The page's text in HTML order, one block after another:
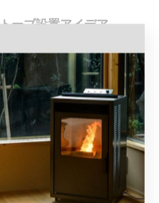
ーブ設置アイデア
レットストーブの設置には雪
ストーブ本体や燃料保管場所
の邪魔にならない位置を選ぶ
や排気口は雪に埋もれないよ
でも排気が妨げられない設計
専用のペレット保管庫を設
して燃料の湿気対策を行っ